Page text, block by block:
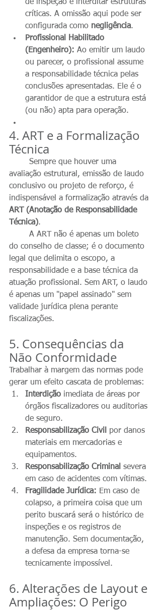
de inspeção e interditar estruturas
críticas. A omissão aqui pode ser
configurada como negligência.
Profissional Habilitado
(Engenheiro): Ao emitir um laudo
ou parecer, o profissional assume
a responsabilidade técnica pelas
conclusões apresentadas. Ele é o
garantidor de que a estrutura está
(ou não) apta para operação.
4. ART e a Formalização
Técnica
avaliação estrutural, emissão de laudo
conclusivo ou projeto de reforço, é
indispensável a formalização através da
ART (Anotação de Responsabilidade
Técnica).
do conselho de classe; é o documento
legal que delimita o escopo, a
responsabilidade e a base técnica da
atuação profissional. Sem ART, o laudo
é apenas um "papel assinado" sem
validade jurídica plena perante
fiscalizações.
5. Consequências da
Não Conformidade
Trabalhar à margem das normas pode
gerar um efeito cascata de problemas:
Interdição imediata de áreas por
órgãos fiscalizadores ou auditorias
de seguro.
Responsabilização Civil
por danos
materiais em mercadorias e
equipamentos.
Responsabilização Criminal severa
em caso de acidentes com vítimas.
Fragilidade Jurídica: Em caso de
colapso, a primeira coisa que um
perito buscará será o histórico de
inspeções e os registros de
manutenção. Sem documentação,
a defesa da empresa torna-se
tecnicamente impossível.
6. Alterações de Layout e
Ampliações: O Perigo